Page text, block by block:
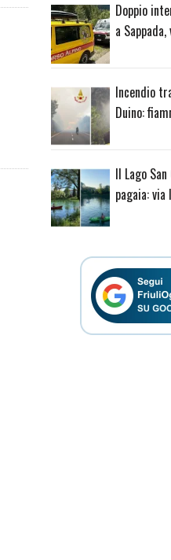
Doppio
a
Incendio
Duino:
Il Lago
pagaia: via